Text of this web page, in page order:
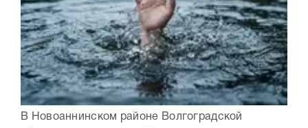
В Новоаннинском районе Волгоградской